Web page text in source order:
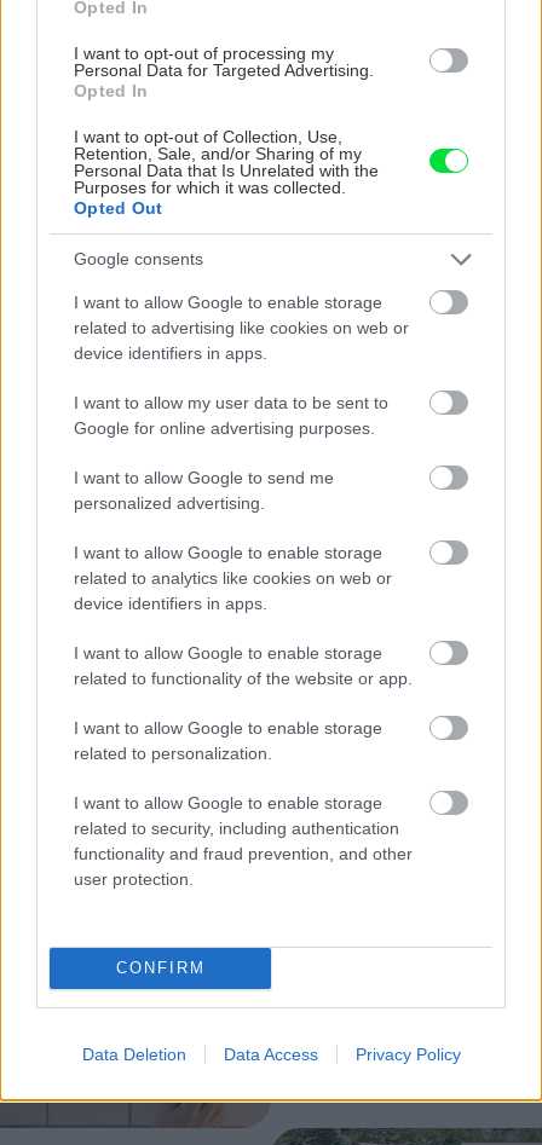
Opted In
I want to opt-out of processing my
Personal Data for Targeted Advertising.
Opted In
I want to opt-out of Collection, Use,
Retention, Sale, and/or Sharing of my
Personal Data that Is Unrelated with the
Purposes for which it was collected.
Opted Out
Google consents
I want to allow Google to enable storage
related to advertising like cookies on web or
device identifiers in apps.
I want to allow my user data to be sent to
Google for online advertising purposes.
I want to allow Google to send me
personalized advertising.
I want to allow Google to enable storage
related to analytics like cookies on web or
device identifiers in apps.
I want to allow Google to enable storage
related to functionality of the website or app.
I want to allow Google to enable storage
related to personalization.
I want to allow Google to enable storage
related to security, including authentication
functionality and fraud prevention, and other
user protection.
CONFIRM
Data Deletion Data Access Privacy Policy
Chystáte sa zavárať kápiu? Táto chyba ju
Ako si vyrobiť poctivú brezovú metlu, ktorá
Chystáte sa zatepľovať alebo meniť kotol?
Návod, ako v nových dotačných výzvach
neprísť o tisíce eur